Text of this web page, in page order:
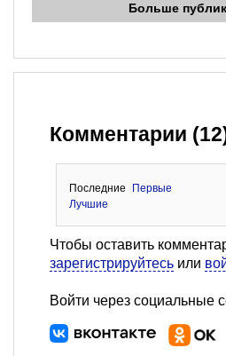
Больше
Комментарии
Последние
Первые
Лучшие
Чтобы оставить
зарегистрируйтесь или
Войти через социальные